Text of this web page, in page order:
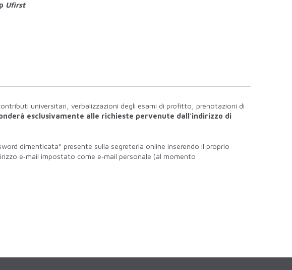
Ufirst.
universitari, verbalizzazioni degli esami di profitto, prenotazioni di
esclusivamente alle richieste pervenute dall'indirizzo di
dimenticata” presente sulla segreteria online inserendo il proprio
e‐mail impostato come e‐mail personale (al momento